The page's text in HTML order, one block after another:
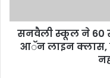
सनवैली स्कूल ने 60 से
आॅन लाइन क्लास,